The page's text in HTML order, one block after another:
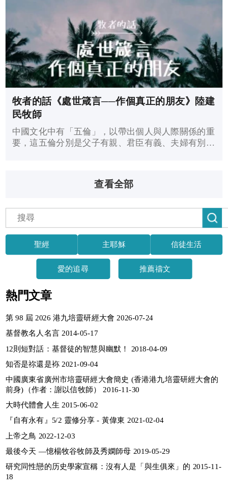
牧者的話《處世箴言──作個真正的朋友》陸建
民牧師
中國文化中有「五倫」，以帶出個人與人際關係的重
要，這五倫分別是父子有親、君臣有義、夫婦有別、
查看全部
聖經 主耶穌 信徒生活
愛的追尋 推薦禱文
熱門文章
第 98 屆 2026 港九培靈研經大會 2026-07-24
基督教名人名言 2014-05-17
12則短對話：基督徒的智慧與幽默！ 2018-04-09
知否是祢還是袮 2021-09-04
中國廣東省廣州市培靈研經大會簡史 (香港港九培靈研經大會的
前身)（作者：謝以信牧師） 2016-11-30
大時代體會人生 2015-06-02
『自有永有』5/2 靈修分享 - 黃偉東 2021-02-04
上帝之鳥 2022-12-03
最後今天 —憶楊牧谷牧師及秀嫻師母 2019-05-29
研究同性戀的历史學家宣稱：沒有人是「與生俱來」的 2015-11-
18